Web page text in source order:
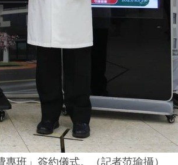
班」簽約儀式。（記者范瑜攝）